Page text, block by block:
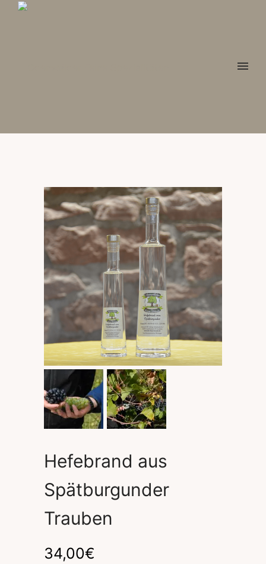
Hefebrand aus
Spätburgunder
Trauben
34,00€